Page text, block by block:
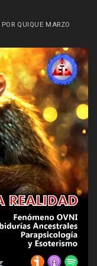
POR QUIQUE MARZO